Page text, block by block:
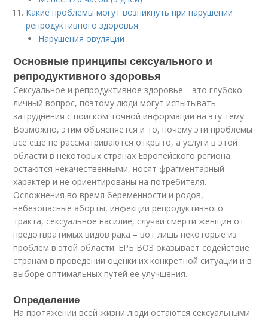
Какие проблемы могут возникнуть при нарушении
репродуктивного здоровья
Нарушения овуляции
Основные принципы сексуального и
репродуктивного здоровья
Сексуальное и репродуктивное здоровье – это глубоко
личный вопрос, поэтому люди могут испытывать
затруднения с поиском точной информации на эту тему.
Возможно, этим объясняется и то, почему эти проблемы
все еще не рассматриваются открыто, а услуги в этой
области в некоторых странах Европейского региона
остаются некачественными, носят фрагментарный
характер и не ориентированы на потребителя.
Осложнения во время беременности и родов,
небезопасные аборты, инфекции репродуктивного
тракта, сексуальное насилие, случаи смерти женщин от
предотвратимых видов рака – вот лишь некоторые из
проблем в этой области. ЕРБ ВОЗ оказывает содействие
странам в проведении оценки их конкретной ситуации и в
выборе оптимальных путей ее улучшения.
Определение
На протяжении всей жизни люди остаются сексуальными